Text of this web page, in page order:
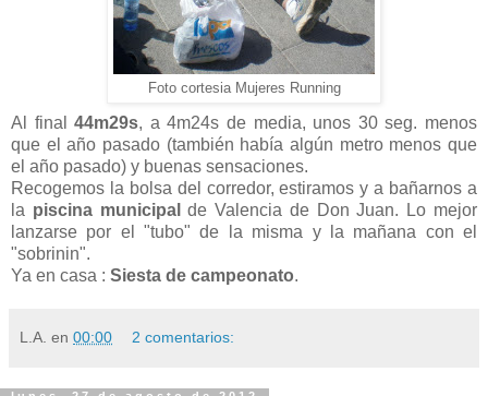
Foto cortesia Mujeres Running
Al final44m29s, a 4m24s de media, unos 30 seg. menos
que el año pasado (también había algún metro menos que
el año pasado) y buenas sensaciones.
Recogemos la bolsa del corredor, estiramos y a bañarnos a
la piscina municipal de Valencia de Don Juan. Lo mejor
lanzarse por el "tubo" de la misma y la mañana con el
"sobrinin".
Ya en casa : Siesta de campeonato.
L.A. en 00:00 2 comentarios: